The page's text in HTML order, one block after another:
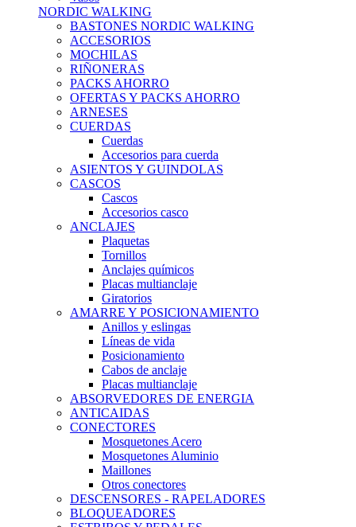
NORDIC WALKING
BASTONES NORDIC WALKING
ACCESORIOS
MOCHILAS
RIÑONERAS
PACKS AHORRO
OFERTAS Y PACKS AHORRO
ARNESES
CUERDAS
Cuerdas
Accesorios para cuerda
ASIENTOS Y GUINDOLAS
CASCOS
Cascos
Accesorios casco
ANCLAJES
Plaquetas
Tornillos
Anclajes químicos
Placas multianclaje
Giratorios
AMARRE Y POSICIONAMIENTO
Anillos y eslingas
Líneas de vida
Posicionamiento
Cabos de anclaje
Placas multianclaje
ABSORVEDORES DE ENERGIA
ANTICAIDAS
CONECTORES
Mosquetones Acero
Mosquetones Aluminio
Maillones
Otros conectores
DESCENSORES - RAPELADORES
BLOQUEADORES